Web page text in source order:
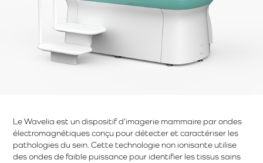
Le Wavelia est un dispositif d’imagerie mammaire par ondes
électromagnétiques conçu pour détecter et caractériser les
pathologies du sein. Cette technologie non ionisante utilise
des ondes de faible puissance pour identifier les tissus sains